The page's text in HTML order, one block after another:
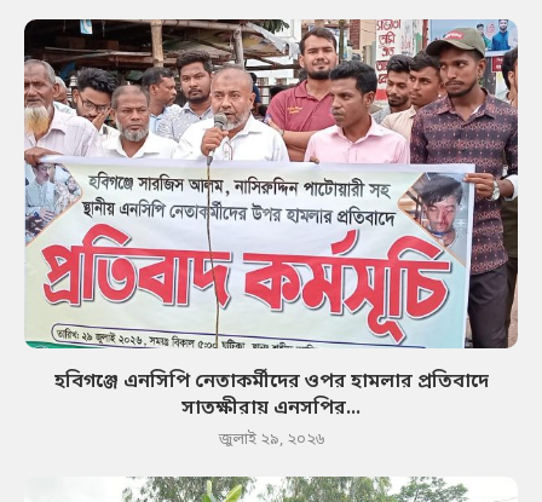
হবিগঞ্জে এনসিপি নেতাকর্মীদের ওপর হামলার প্রতিবাদে
সাতক্ষীরায় এনসপির...
জুলাই ২৯, ২০২৬